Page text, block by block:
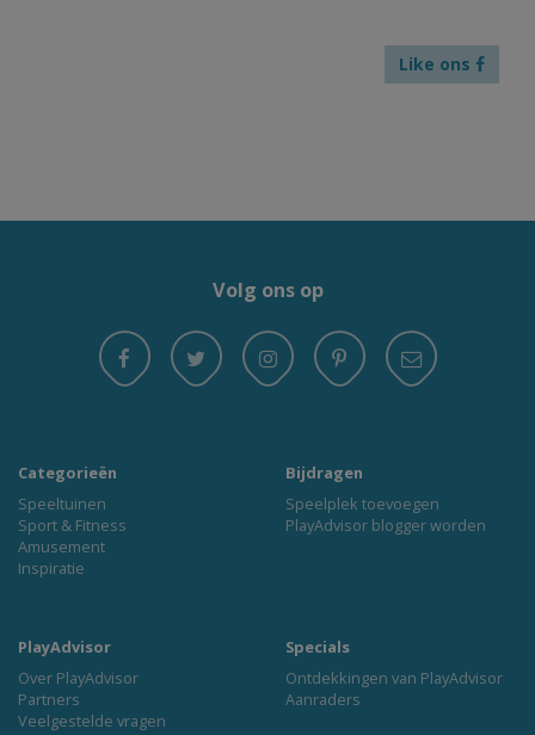
Like ons
Volg ons op
Categorieën
Speeltuinen
Sport & Fitness
Amusement
Inspiratie
Bijdragen
Speelplek toevoegen
PlayAdvisor blogger worden
PlayAdvisor
Over PlayAdvisor
Partners
Veelgestelde vragen
Specials
Ontdekkingen van PlayAdvisor
Aanraders